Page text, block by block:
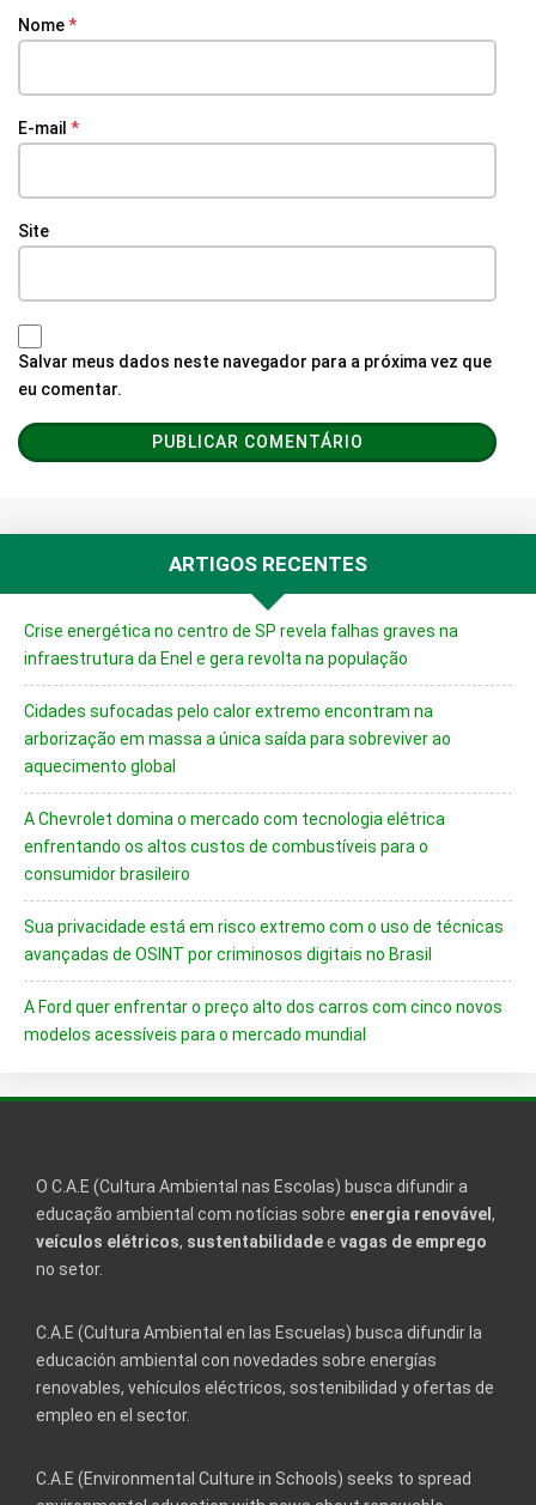
Nome*
E-mail *
Site
Salvar meus dados neste navegador para a próxima vez que
eu comentar.
ARTIGOS RECENTES
Crise energética no centro de SP revela falhas graves na
infraestrutura da Enel e gera revolta na população
Cidades sufocadas pelo calor extremo encontram na
arborização em massa a única saída para sobreviver ao
aquecimento global
A Chevrolet domina o mercado com tecnologia elétrica
enfrentando os altos custos de combustíveis para o
consumidor brasileiro
Sua privacidade está em risco extremo com o uso de técnicas
avançadas de OSINT por criminosos digitais no Brasil
A Ford quer enfrentar o preço alto dos carros com cinco novos
modelos acessíveis para o mercado mundial
O C.A.E (Cultura Ambiental nas Escolas) busca difundir a
educação ambiental com notícias sobre energia renovável ,
veículos elétricos, sustentabilidadee vagas de emprego
no setor.
C.A.E (Cultura Ambiental en las Escuelas) busca difundir la
educación ambiental con novedades sobre energías
renovables, vehículos eléctricos, sostenibilidad y ofertas de
empleo en el sector.
C.A.E (Environmental Culture in Schools) seeks to spread